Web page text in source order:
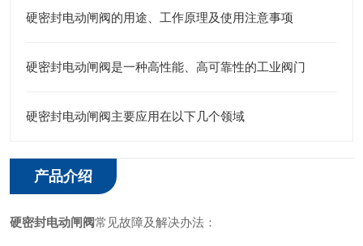
硬密封电动闸阀的用途、工作原理及使用注意事项
硬密封电动闸阀是一种高性能、高可靠性的工业阀门
硬密封电动闸阀主要应用在以下几个领域
产品介绍
硬密封电动闸阀常见故障及解决办法：